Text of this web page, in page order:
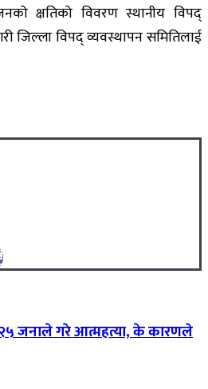
क्षतिको विवरण स्थानीय विपद्
जिल्ला विपद् व्यवस्थापन समितिलाई
२५ जनाले गरे आत्महत्या, के कारणले